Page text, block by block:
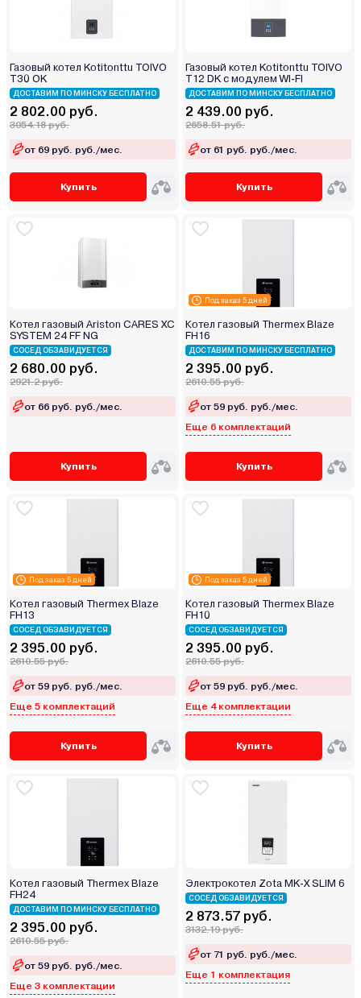
Газовый котел Kotitonttu TOIVO
T30 OK
ДОСТАВИМ ПО МИНСКУ БЕСПЛАТНО
2 802.00 руб.
3054.18 руб.
от 69 руб. руб./мес.
Купить
Газовый котел Kotitonttu TOIVO
T12 DK с модулем WI-FI
ДОСТАВИМ ПО МИНСКУ БЕСПЛАТНО
2 439.00 руб.
2658.51 руб.
от 61 руб. руб./мес.
Купить
Котел газовый Ariston CARES XC
SYSTEM 24 FF NG
СОСЕД ОБЗАВИДУЕТСЯ
2 680.00 руб.
2921.2 руб.
от 66 руб. руб./мес.
Купить
Под заказ 5 дней
Котел газовый Thermex Blaze
FН16
ДОСТАВИМ ПО МИНСКУ БЕСПЛАТНО
2 395.00 руб.
2610.55 руб.
от 59 руб. руб./мес.
Еще 6 комплектаций
Купить
Под заказ 5 дней
Котел газовый Thermex Blaze
FН13
СОСЕД ОБЗАВИДУЕТСЯ
2 395.00 руб.
2610.55 руб.
от 59 руб. руб./мес.
Еще 5 комплектаций
Купить
Под заказ 5 дней
Котел газовый Thermex Blaze
FН10
СОСЕД ОБЗАВИДУЕТСЯ
2 395.00 руб.
2610.55 руб.
от 59 руб. руб./мес.
Еще 4 комплектации
Купить
Котел газовый Thermex Blaze
FН24
ДОСТАВИМ ПО МИНСКУ БЕСПЛАТНО
2 395.00 руб.
2610.55 руб.
от 59 руб. руб./мес.
Еще 3 комплектации
Электрокотел Zota MK-X SLIM 6
СОСЕД ОБЗАВИДУЕТСЯ
2 873.57 руб.
3132.19 руб.
от 71 руб. руб./мес.
Еще 1 комплектация